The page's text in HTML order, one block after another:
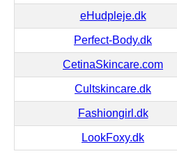
eHudpleje.dk
Perfect-Body.dk
CetinaSkincare.com
Cultskincare.dk
Fashiongirl.dk
LookFoxy.dk